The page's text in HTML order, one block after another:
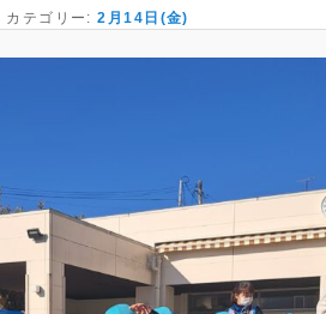
カテゴリー:2月14日(金)